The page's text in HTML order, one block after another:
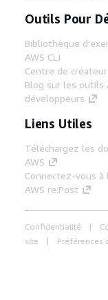
Outils Pour
Bibliothèque
AWS CLI
Centre de créateur
Blog sur les outils
développeurs
Liens Utiles
Téléchargez les
AWS
Connectez-vous à
AWS re:Post
Confidentialité
site
Préférences
Amazon Web